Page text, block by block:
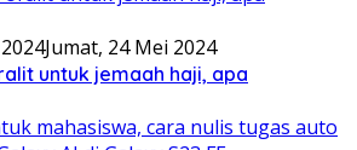
Jumat, 24 Mei 2024
untuk jemaah haji, apa